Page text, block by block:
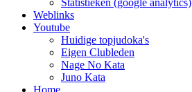
Weblinks
Youtube
Huidige topjudoka's
Eigen Clubleden
Nage No Kata
Juno Kata
Home